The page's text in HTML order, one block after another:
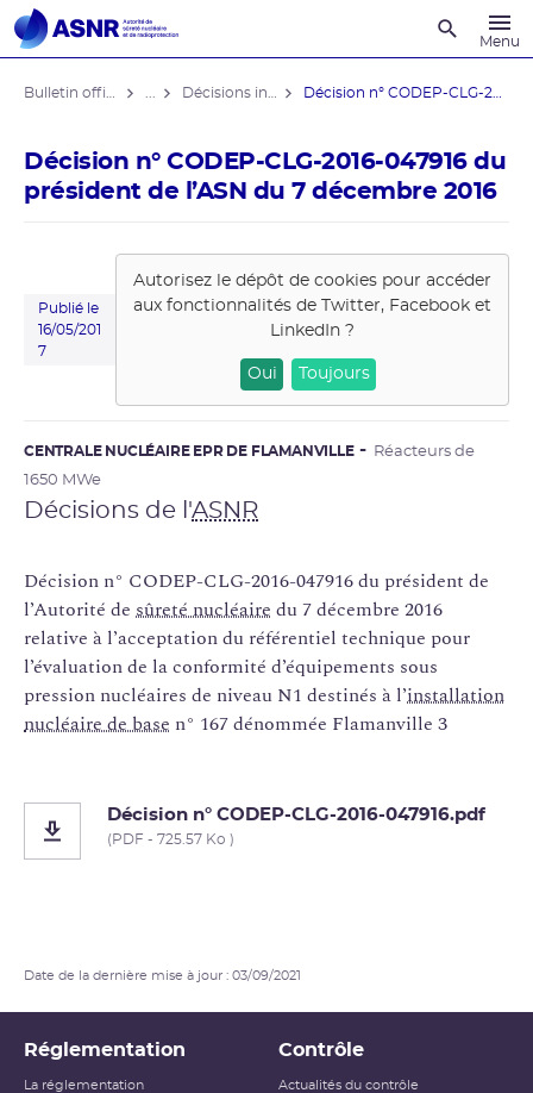
Menu
Décision n° CODEP-CLG-2016-047916 du
président de l’ASN du 7 décembre 2016
Publié le
16/05/201
7
Autorisez le dépôt de cookies pour accéder
aux fonctionnalités deTwitter, Facebook et
LinkedIn ?
Oui Toujours
CENTRALE NUCLÉAIRE EPR DE FLAMANVILLE
Réacteurs de
1650 MWe
Décisions de l'ASNR
Décision n° CODEP-CLG-2016-047916 du président de
l’Autorité de sûreté nucléaire du 7 décembre 2016
relative à l’acceptation du référentiel technique pour
l’évaluation de la conformité d’équipements sous
pression nucléaires de niveau N1 destinés à l’installation
nucléaire de base n° 167 dénommée Flamanville 3
Décision n° CODEP-CLG-2016-047916.pdf
(PDF - 725.57 Ko )
Date de la dernière mise à jour : 03/09/2021
Réglementation
La réglementation
Contrôle
Actualités du contrôle